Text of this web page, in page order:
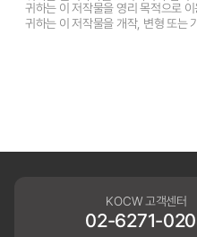
귀하는 이 저작물을 영리 목적으로
귀하는 이 저작물을 개작, 변형 또는
KOCW 고객센터
02-6271-